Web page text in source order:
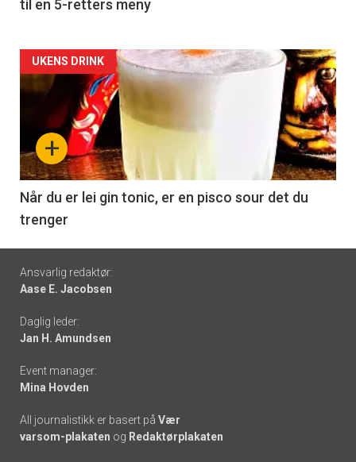
til en 5-retters meny
Forsiden
akkurat
nå
-
6
+
UKENS DRINK
Når du er lei gin tonic, er en pisco sour det du
trenger
Footer
-
links
Ansvarlig redaktør:
Aase E. Jacobsen
Daglig leder:
Jan H. Amundsen
Event manager:
Mina Hovden
All journalistikk er basert på Vær
varsom-plakaten og Redaktørplakaten